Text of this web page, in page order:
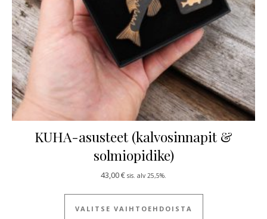
KUHA-asusteet (kalvosinnapit &
solmiopidike)
43,00€ sis. alv 25,5%.
VALITSE VAIHTOEHDOISTA
Tällä tuotteella